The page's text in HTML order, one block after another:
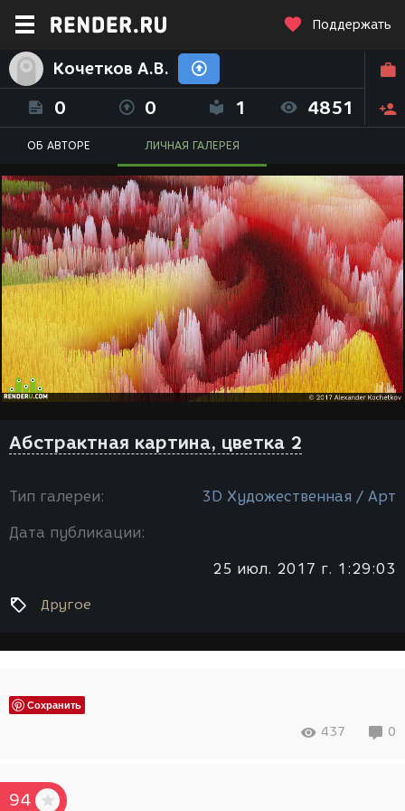
Поддержать
Кочетков А.В.
0 0 1 4851
ОБ АВТОРЕ ЛИЧНАЯ ГАЛЕРЕЯ
Абстрактная картина, цветка 2
Тип галереи: 3D Художественная / Арт
Дата публикации:
25 июл. 2017 г. 1:29:03
Другое
Сохранить
437 0
94